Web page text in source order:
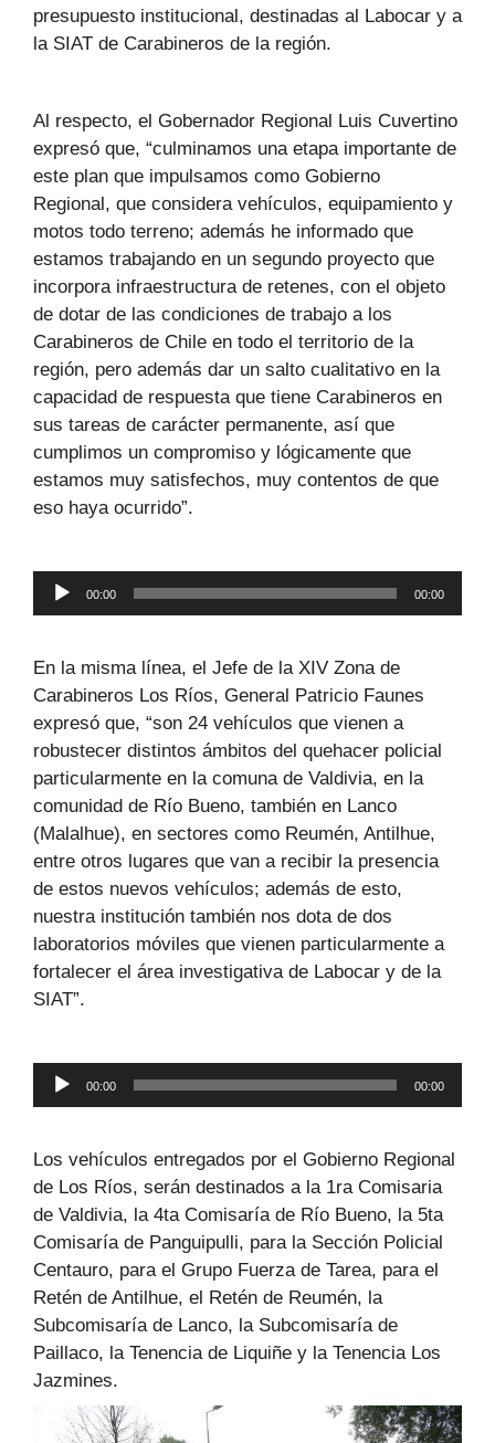
presupuesto institucional, destinadas al Labocar y a
la SIAT de Carabineros de la región.
Al respecto, el Gobernador Regional Luis Cuvertino
expresó que, “culminamos una etapa importante de
este plan que impulsamos como Gobierno
Regional, que considera vehículos, equipamiento y
motos todo terreno; además he informado que
estamos trabajando en un segundo proyecto que
incorpora infraestructura de retenes, con el objeto
de dotar de las condiciones de trabajo a los
Carabineros de Chile en todo el territorio de la
región, pero además dar un salto cualitativo en la
capacidad de respuesta que tiene Carabineros en
sus tareas de carácter permanente, así que
cumplimos un compromiso y lógicamente que
estamos muy satisfechos, muy contentos de que
eso haya ocurrido”.
Reproductor
de
00:00 00:00
En la misma línea, el Jefe de la XIV Zona de
Carabineros Los Ríos, General Patricio Faunes
expresó que, “son 24 vehículos que vienen a
robustecer distintos ámbitos del quehacer policial
particularmente en la comuna de Valdivia, en la
comunidad de Río Bueno, también en Lanco
(Malalhue), en sectores como Reumén, Antilhue,
entre otros lugares que van a recibir la presencia
de estos nuevos vehículos; además de esto,
nuestra institución también nos dota de dos
laboratorios móviles que vienen particularmente a
fortalecer el área investigativa de Labocar y de la
SIAT”.
Reproductor
de
00:00 00:00
Los vehículos entregados por el Gobierno Regional
de Los Ríos, serán destinados a la 1ra Comisaria
de Valdivia, la 4ta Comisaría de Río Bueno, la 5ta
Comisaría de Panguipulli, para la Sección Policial
Centauro, para el Grupo Fuerza de Tarea, para el
Retén de Antilhue, el Retén de Reumén, la
Subcomisaría de Lanco, la Subcomisaría de
Paillaco, la Tenencia de Liquiñe y la Tenencia Los
Jazmines.